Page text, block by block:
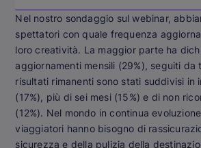
Nel nostro sondaggio sul webinar,
spettatori con quale frequenza
loro creatività. La maggior parte ha
aggiornamenti mensili (29%), seguiti da
risultati rimanenti sono stati suddivisi in
(17%), più di sei mesi (15%) e di non
(12%). Nel mondo in continua
viaggiatori hanno bisogno di
sicurezza e della pulizia della